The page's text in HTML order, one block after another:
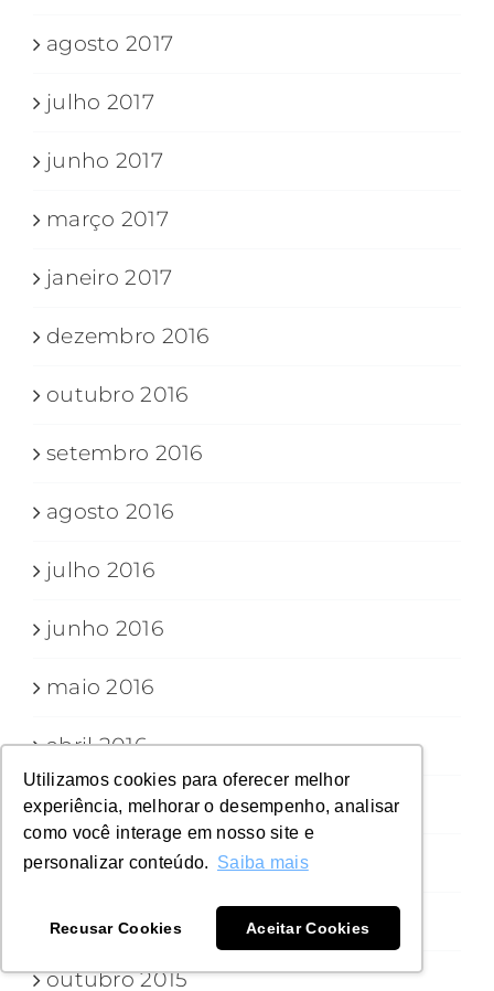
Utilizamos cookies para oferecer melhor
experiência, melhorar o desempenho, analisar
como você interage em nosso site e
personalizar conteúdo. Saiba mais
Recusar Cookies Aceitar Cookies
agosto 2017
julho 2017
junho 2017
março 2017
janeiro 2017
dezembro 2016
outubro 2016
setembro 2016
agosto 2016
julho 2016
junho 2016
maio 2016
abril 2016
março 2016
fevereiro 2016
novembro 2015
outubro 2015